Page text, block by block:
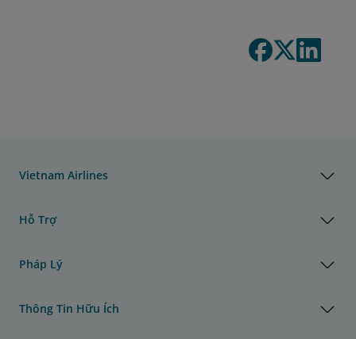
Vietnam Airlines
Hỗ Trợ
Pháp Lý
Thông Tin Hữu Ích